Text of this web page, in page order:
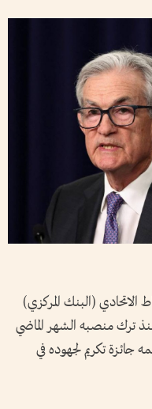
(البنك المركزي)
ترك منصبه الشهر الماضي
جائزة تكريم لجهوده في